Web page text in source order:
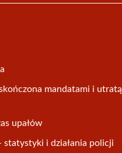
mandatami i utratą
upałów
statystyki i działania policji